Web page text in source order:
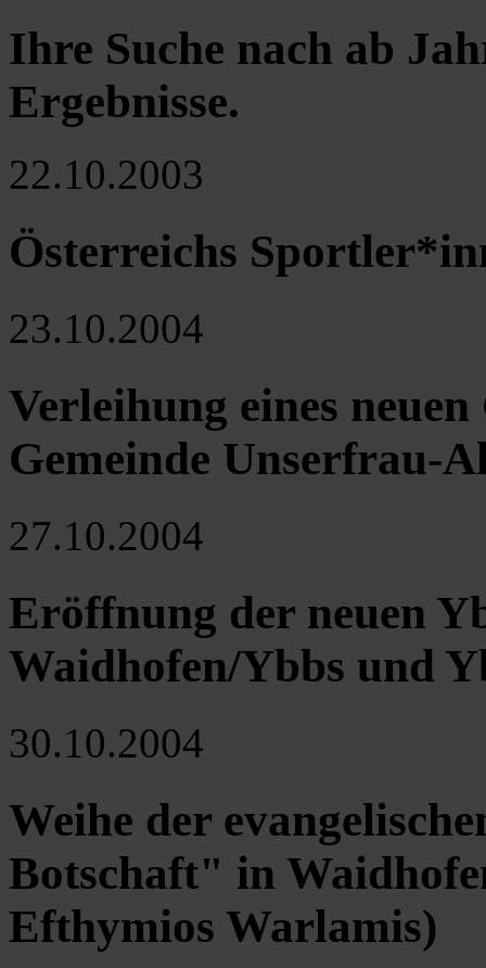
Ihre Suche nach ab
Ergebnisse.
22.10.2003
Österreichs
23.10.2004
Verleihung eines
Gemeinde Unserfrau-
27.10.2004
Eröffnung der neuen
Waidhofen/Ybbs und
30.10.2004
Weihe der
Botschaft" in
Efthymios Warlamis)